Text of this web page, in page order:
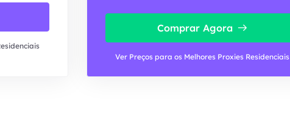
Comprar Agora
Ver Preços para os Melhores Proxies Residenciais